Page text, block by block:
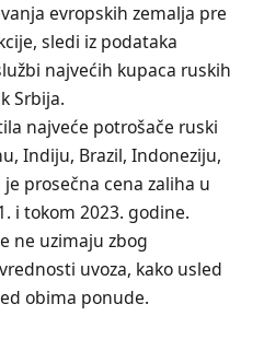
evropskih zemalja pre
sledi iz podataka
najvećih kupaca ruskih
Srbija.
najveće potrošače ruski
Indiju, Brazil, Indoneziju,
prosečna cena zaliha u
i tokom 2023. godine.
ne uzimaju zbog
uvoza, kako usled
obima ponude.